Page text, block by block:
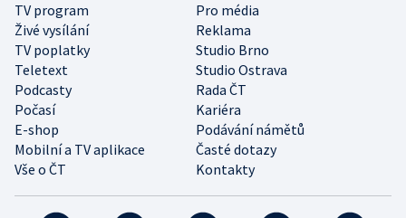
TV program
Pro média
Živé vysílání
Reklama
TV poplatky
Studio Brno
Teletext
Studio Ostrava
Podcasty
Rada ČT
Počasí
Kariéra
E-shop
Podávání námětů
Mobilní a TV aplikace
Časté dotazy
Vše o ČT
Kontakty